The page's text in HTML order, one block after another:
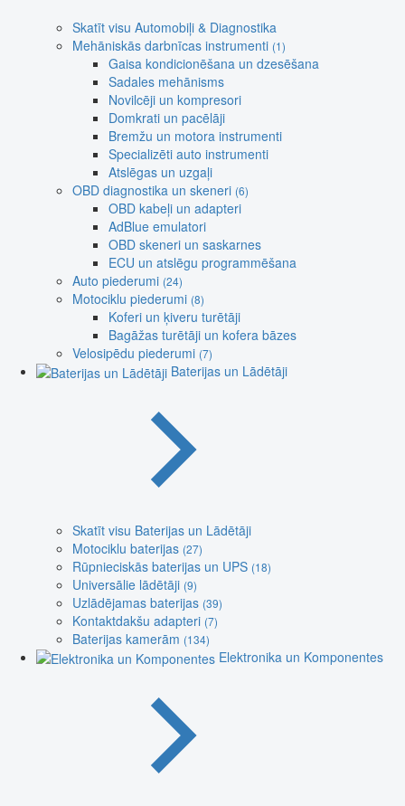
Skatīt visu Automobiļi & Diagnostika
Mehāniskās darbnīcas instrumenti (1)
Gaisa kondicionēšana un dzesēšana
Sadales mehānisms
Novilcēji un kompresori
Domkrati un pacēlāji
Bremžu un motora instrumenti
Specializēti auto instrumenti
Atslēgas un uzgaļi
OBD diagnostika un skeneri (6)
OBD kabeļi un adapteri
AdBlue emulatori
OBD skeneri un saskarnes
ECU un atslēgu programmēšana
Auto piederumi (24)
Motociklu piederumi (8)
Koferi un ķiveru turētāji
Bagāžas turētāji un kofera bāzes
Velosipēdu piederumi (7)
Baterijas un Lādētāji
Skatīt visu Baterijas un Lādētāji
Motociklu baterijas (27)
Rūpnieciskās baterijas un UPS (18)
Universālie lādētāji (9)
Uzlādējamas baterijas (39)
Kontaktdakšu adapteri (7)
Baterijas kamerām (134)
Elektronika un Komponentes